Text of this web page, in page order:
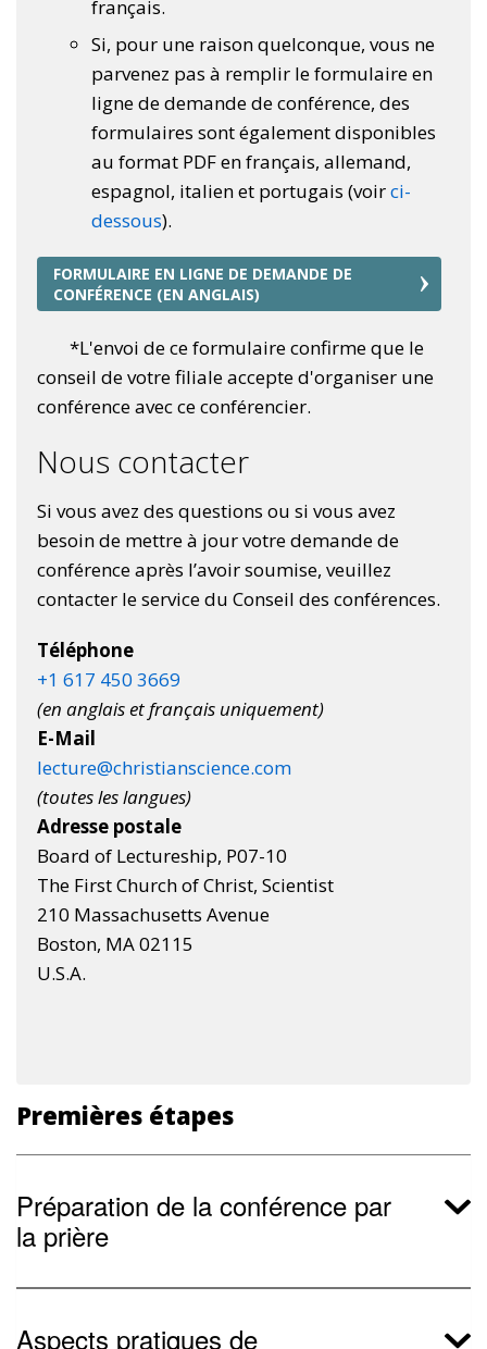
français.
Si, pour une raison quelconque, vous ne
parvenez pas à remplir le formulaire en
ligne de demande de conférence, des
formulaires sont également disponibles
au format PDF en français, allemand,
espagnol, italien et portugais (voirci-
dessous).
FORMULAIRE EN LIGNE DE DEMANDE DE
CONFÉRENCE (EN ANGLAIS)
*L'envoi de ce formulaire confirme que le
conseil de votre filiale accepte d'organiser une
conférence avec ce conférencier.
Nous contacter
Si vous avez des questions ou si vous avez
besoin de mettre à jour votre demande de
conférence après l’avoir soumise, veuillez
contacter le service du Conseil des conférences.
Téléphone
+1 617 450 3669
(en anglais et français uniquement)
E-Mail
lecture@christianscience.com
(toutes les langues)
Adresse postale
Board of Lectureship, P07-10
The First Church of Christ, Scientist
210 Massachusetts Avenue
Boston, MA 02115
U.S.A.
Premières étapes
Préparation de la conférence par
la prière
Aspects pratiques de